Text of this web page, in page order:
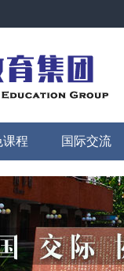
课程 国际交流